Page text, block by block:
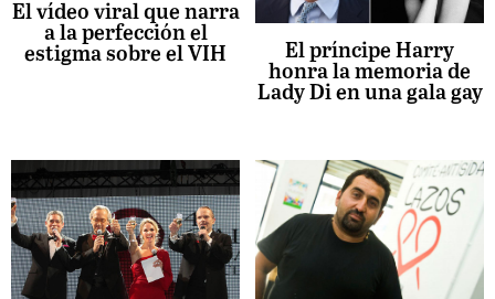
El vídeo viral que narra
a la perfección el
estigma sobre el VIH
El príncipe Harry
honra la memoria de
Lady Di en una gala gay